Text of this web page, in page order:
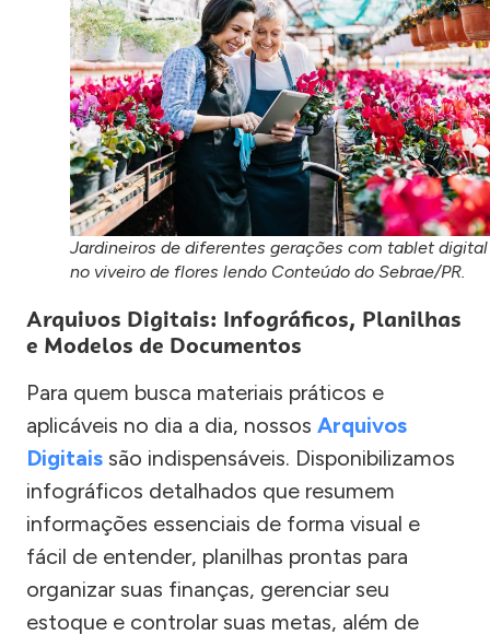
Jardineiros de diferentes gerações com tablet digital
no viveiro de flores lendo Conteúdo do Sebrae/PR.
Arquivos Digitais: Infográficos, Planilhas
e Modelos de Documentos
Para quem busca materiais práticos e
aplicáveis no dia a dia, nossos Arquivos
Digitais são indispensáveis. Disponibilizamos
infográficos detalhados que resumem
informações essenciais de forma visual e
fácil de entender, planilhas prontas para
organizar suas finanças, gerenciar seu
estoque e controlar suas metas, além de